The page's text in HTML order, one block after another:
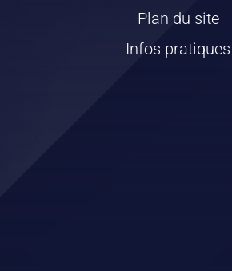
Plan du site
Infos pratiques